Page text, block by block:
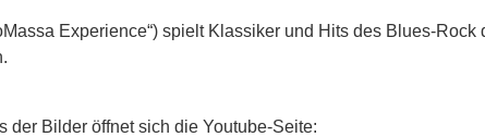
Experience“) spielt Klassiker und Hits des Blues-Rock
der Bilder öffnet sich die Youtube-Seite: